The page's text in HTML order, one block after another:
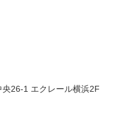
26-1 エクレール横浜2F